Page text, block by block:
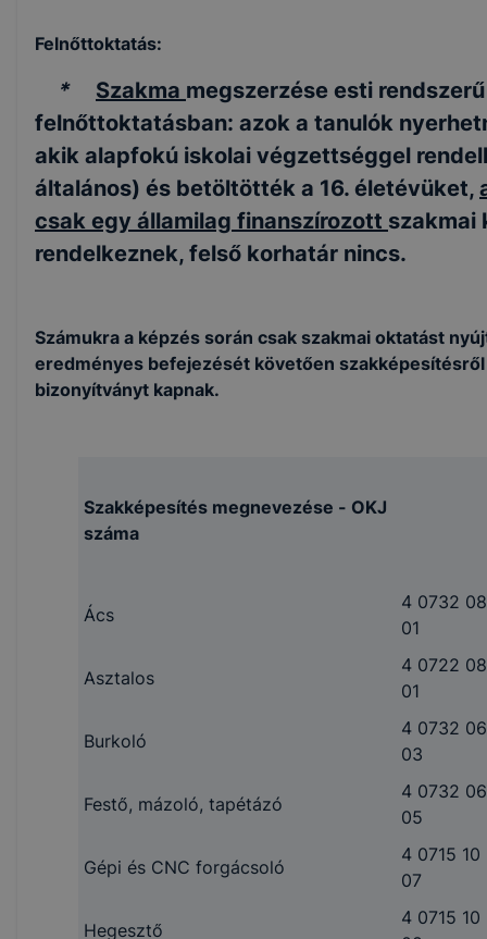
Felnőttoktatás:
* Szakma megszerzése esti rendszerű
felnőttoktatásban: azok a tanulók
akik alapfokú iskolai végzettséggel
általános) és betöltötték a 16. életévüket,
csak egy államilag finanszírozott szakmai
rendelkeznek, felső korhatár nincs.
Számukra a képzés során csak szakmai oktatást
eredményes befejezését követően
bizonyítványt kapnak.
Szakképesítés megnevezése - OKJ
száma
Ács
4 0732 08
01
Asztalos
4 0722 08
01
Burkoló
4 0732 06
03
Festő, mázoló, tapétázó
4 0732 06
05
Gépi és CNC forgácsoló
4 0715 10
07
Hegesztő
4 0715 10